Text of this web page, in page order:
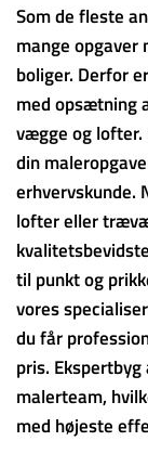
Som de fleste
mange opgaver
boliger. Derfor
med opsætning
vægge og lofter.
din
erhvervskunde.
lofter eller
til punkt og
vores
du får
pris.
malerteam,
med højeste